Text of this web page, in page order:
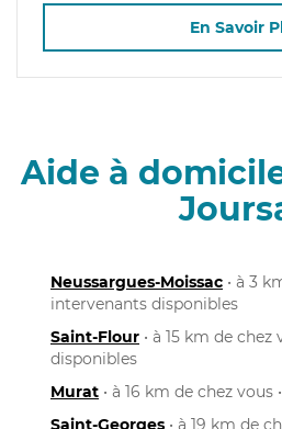
En Savoir
Aide à
Neussargues-Moissac • à 3
intervenants disponibles
Saint-Flour • à 15 km de
disponibles
Murat • à 16 km de chez
Saint-Georges • à 19 km de